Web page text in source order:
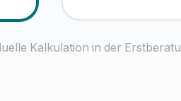
Kalkulation in der